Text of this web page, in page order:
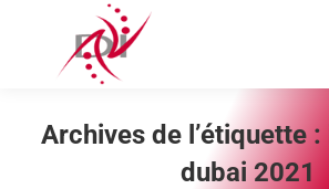
Archives de l’étiquette :
dubai 2021